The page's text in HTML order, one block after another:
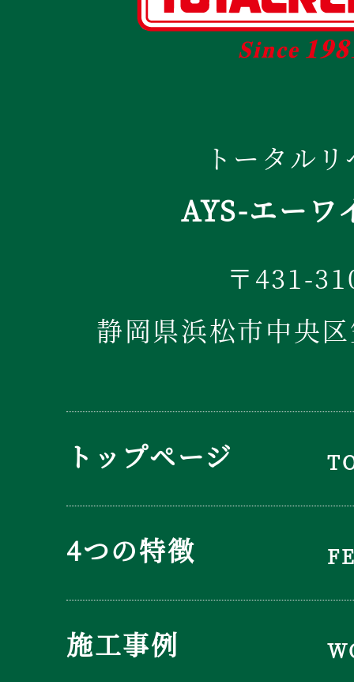
トータル
AYS-エーワ
〒431-
静岡県浜松市中央
トップページ
4つの特徴
施工事例